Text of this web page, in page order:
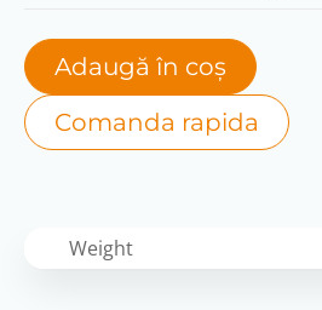
291 lei.185 lei.
Adaugă în coș
Comanda rapida
Weight